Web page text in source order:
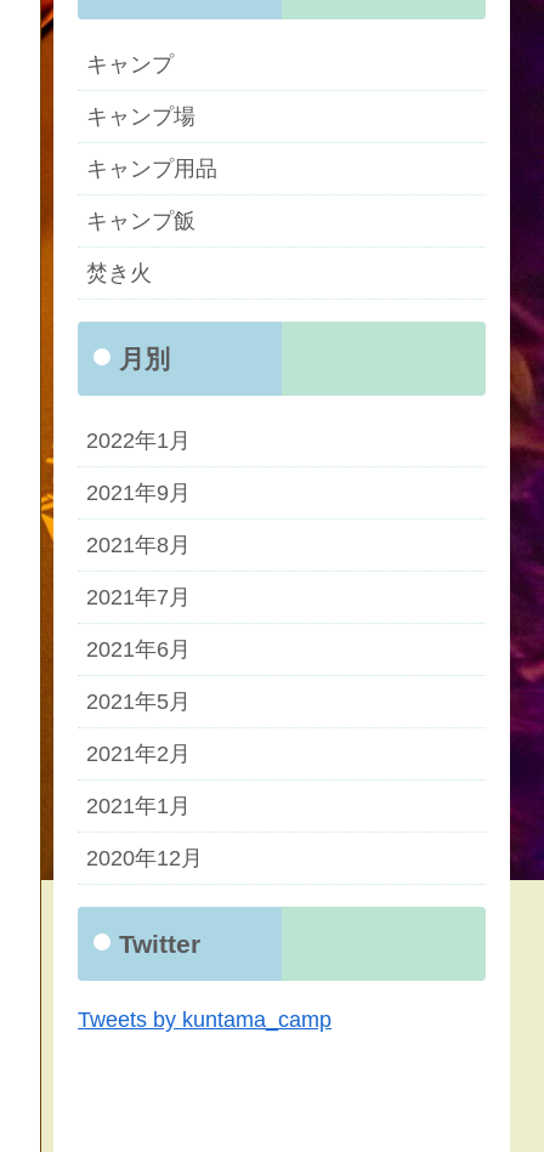
キャンプ
キャンプ場
キャンプ用品
キャンプ飯
焚き火
月別
2022年1月
2021年9月
2021年8月
2021年7月
2021年6月
2021年5月
2021年2月
2021年1月
2020年12月
Twitter
Tweets by kuntama_camp